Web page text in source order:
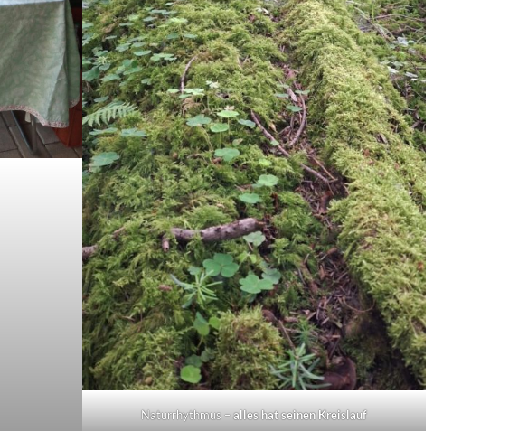
Naturrhythmus –alles hat seinen Kreislauf